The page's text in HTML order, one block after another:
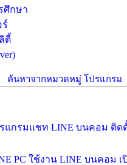
ศึกษา
ร์
ตี้
ค้นหาจากหมวดหมู่ โปรแกรม
แกรมแชท LINE บนคอม ติด
PC ใช้งาน LINE บนคอม